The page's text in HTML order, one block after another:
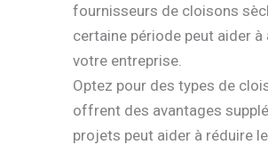
fournisseurs de cloisons
certaine période peut aider
votre entreprise.
Optez pour des types de
offrent des avantages
projets peut aider à réduire